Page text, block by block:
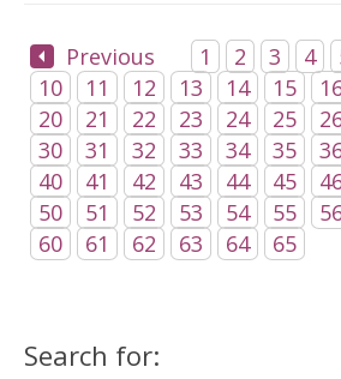
Previous 1 2 3 4
10
11 12 13 14 15
20
21 22 23 24 25
30
31 32 33 34 35
40
41 42 43 44 45
50
51 52 53 54 55
60
61 62 63 64 65
Search for: